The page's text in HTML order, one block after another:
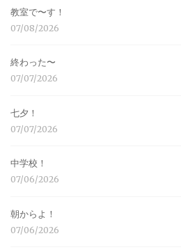
教室で〜す！
07/08/2026
終わった〜
07/07/2026
七夕！
07/07/2026
中学校！
07/06/2026
朝からよ！
07/06/2026